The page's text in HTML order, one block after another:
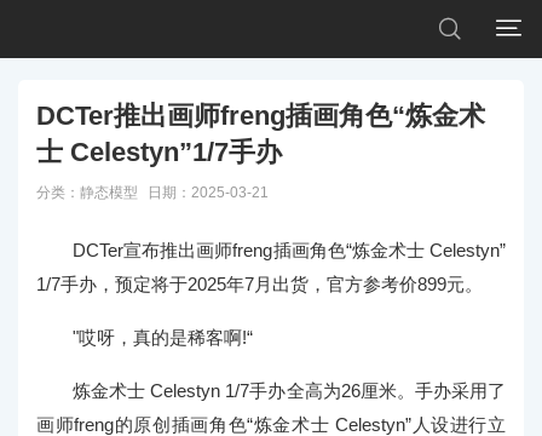


DCTer推出画师freng插画角色“炼金术
士 Celestyn”1/7手办
分类： 静态模型 日期：2025-03-21
DCTer宣布推出画师freng插画角色“炼金术士 Celestyn”
1/7手办，预定将于2025年7月出货，官方参考价899元。
"哎呀，真的是稀客啊!“
炼金术士 Celestyn 1/7手办全高为26厘米。手办采用了
画师freng的原创插画角色“炼金术士 Celestyn”人设进行立